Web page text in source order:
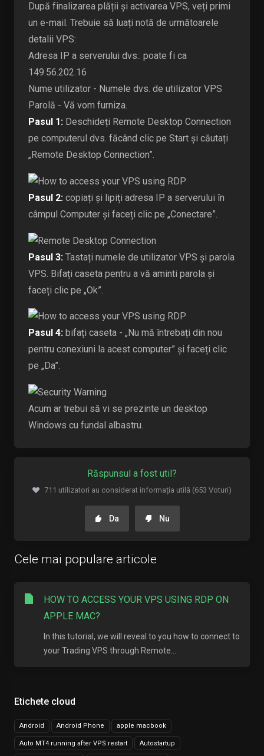
Etichete cloud
Android Android Phone apple macbook
Auto MT4 running after VPS restart Autostartup
După finalizarea plății și activarea VPS, veți primi
un e-mail. Trebuie să luați notă de următoarele
detalii VPS:
Adresa IP a serverului dvs.: poate fi ca
149.56.202.16
Nume utilizator - Numele dvs. de utilizator VPS
Parolă - Vă vom furniza.
Pasul 1: Deschideți Remote Desktop Connection
pe computerul dvs. făcând clic pe Start și căutați
„Remote Desktop Connection”.
Pasul 2: copiați și lipiți adresa IP a serverului în
câmpul Computer și faceți clic pe „Conectare”.
Pasul 3: Tastați numele de utilizator VPS și parola
VPS. Bifați caseta pentru a vă aminti parola și
faceți clic pe „Ok”.
Pasul 4: bifați caseta - „Nu mă întrebați din nou
pentru conexiuni la acest computer” și faceți clic
pe „Da”.
Acum ar trebui să vi se prezinte un desktop
Windows cu fundal albastru.
Răspunsul a fost util?
711 utilizatori au considerat informația utilă (653 Voturi)
Da Nu
Cele mai populare articole
HOW TO ACCESS YOUR VPS USING RDP ON
APPLE MAC?
In this tutorial, we will reveal to you how to connect to
your Trading VPS through Remote...